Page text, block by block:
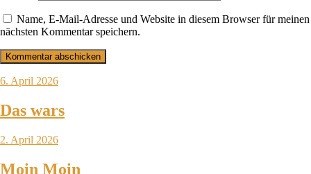
Name, E-Mail-Adresse und Website in diesem Browser für meinen
nächsten Kommentar speichern.
6. April 2026
Das wars
2. April 2026
Moin Moin